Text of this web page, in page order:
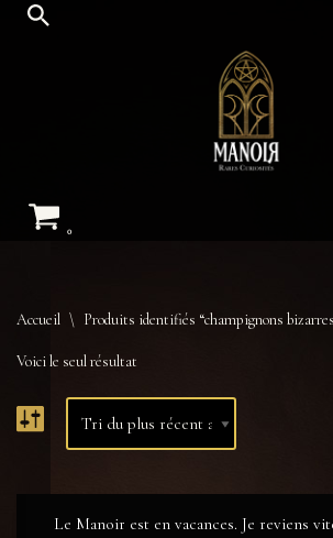
0
Accueil \ Produits identifiés “champignons
Voici le seul résultat
Le Manoir est en vacances. Je reviens